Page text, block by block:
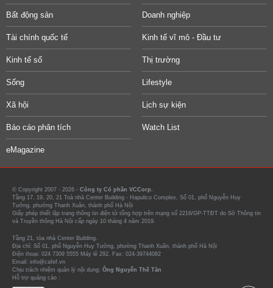
Bất động sản Doanh nghiệp
Tài chính quốc tế Kinh tế vĩ mô - Đầu tư
Kinh tế số Thị trường
Sống Lifestyle
Xã hội Lịch sự kiện
Báo cáo phân tích Watch List
eMagazine
© Copyright 2007 - 2026 - Công ty Cổ phần VCCorp.
Tầng 17, 19, 20, 21 Toà nhà Center Building - Hapulico Complex, Số 01, phố Nguyễn Huy
Tưởng, phường Thanh Xuân, thành phố Hà Nội
Giấy phép thiết lập trang thông tin điện tử tổng hợp trên mạng số 2216/GP-TTĐT do Sở Thông tin
và Truyền thông Hà Nội cấp ngày 10 tháng 4 năm 2019.
Tầng 21, tòa nhà Center Building.
Địa chỉ: Số 01, phố Nguyễn Huy Tưởng, phường Thanh Xuân, thành phố Hà Nội
Điện thoại: 024 7309 5555 Máy lẻ 292. Fax: 024-39744082
Email: info@cafef.vn
Chịu trách nhiệm quản lý nội dung: Ông Nguyễn Thế Tân
Hỗ trợ quảng cáo :